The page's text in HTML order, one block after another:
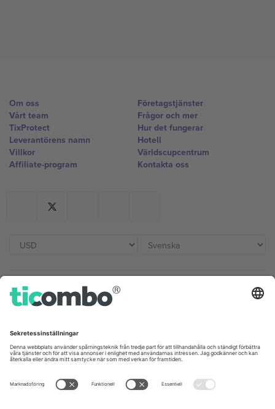
Om oss
Vårt team
TixProtect
Leverantörens namn
Villkor
Affiliate-program
Företagstjänster
Frågor och mer
Hur det fungerar
Hotell
Världscupcentrum
Kontakta oss
Kontor och support
Unter den Linden 24, 10117
Berlin, Germany
London, EC1V 1AW, United
Kingdom
United States
Switzerland